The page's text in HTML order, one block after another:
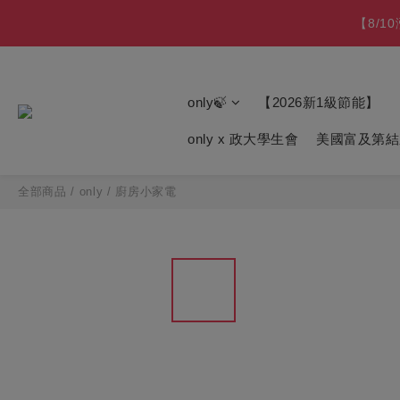
【最後數量】比福利
【免費舊機回
only🍃 【2026新1級節能】
only x 政大學生會 美國富及第
全部商品 / only / 廚房小家電